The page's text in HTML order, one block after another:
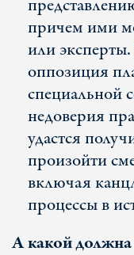
причем ими
или
оппозиция
специальной
недоверия
удастся
произойти
включая
процессы в
А какой